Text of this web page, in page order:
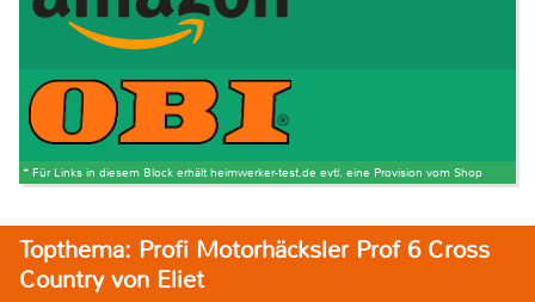
* Für Links in diesem Block erhält heimwerker-test.de evtl. eine Provision vom Shop
Topthema: Profi Motorhäcksler Prof 6 Cross
Country von Eliet